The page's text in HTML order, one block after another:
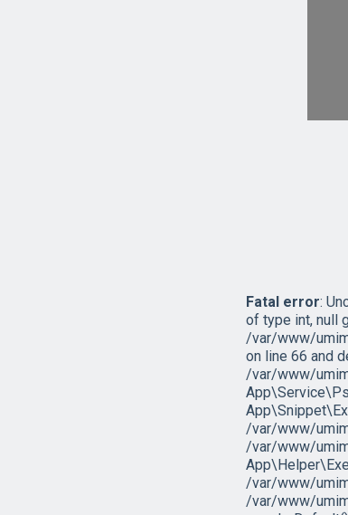
Fatal error:
of type int, null
/var/www/
on line 66 and
/var/www/
/var/www/
/var/www/
/var/www/
/var/www/